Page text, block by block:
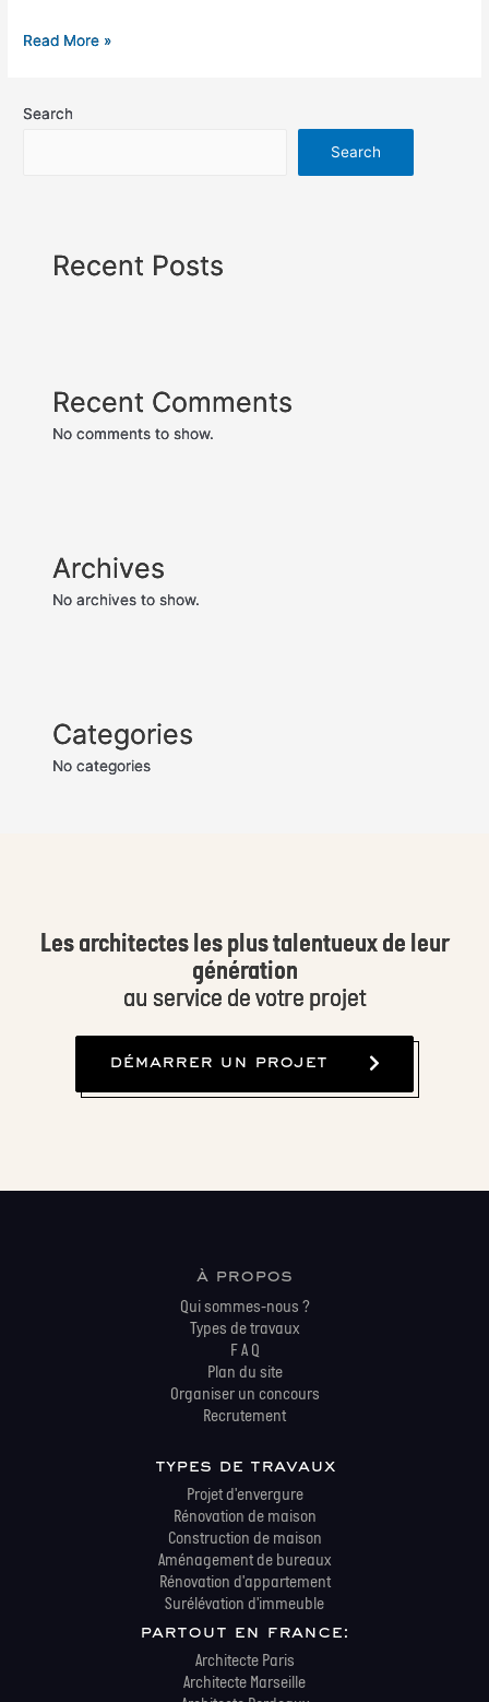
Read More »
Search
Search
Recent Posts
Recent Comments
No comments to show.
Archives
No archives to show.
Categories
No categories
Les architectes les plus talentueux de leur
génération
au service de votre projet
démarrer un projet
à propos
Qui sommes-nous ?
Types de travaux
F A Q
Plan du site
Organiser un concours
Recrutement
types de travaux
Projet d'envergure
Rénovation de maison
Construction de maison
Aménagement de bureaux
Rénovation d'appartement
Surélévation d'immeuble
partout en france:
Architecte Paris
Architecte Marseille